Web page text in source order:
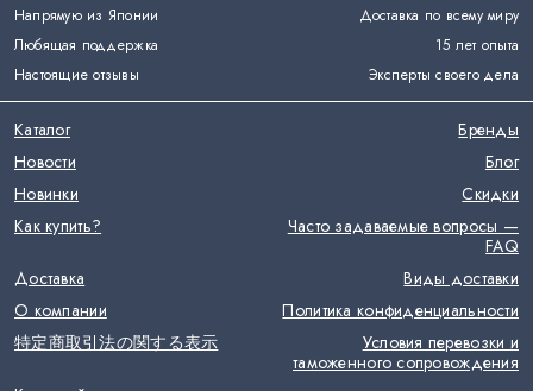
Напрямую из Японии
Доставка по всему миру
Любящая поддержка
15 лет опыта
Настоящие отзывы
Эксперты своего дела
Каталог
Бренды
Новости
Блог
Новинки
Скидки
Как купить?
Часто задаваемые вопросы —
FAQ
Доставка
Виды доставки
О компании
Политика конфиденциальности
特定商取引法の関する表示
Условия перевозки и
таможенного сопровождения